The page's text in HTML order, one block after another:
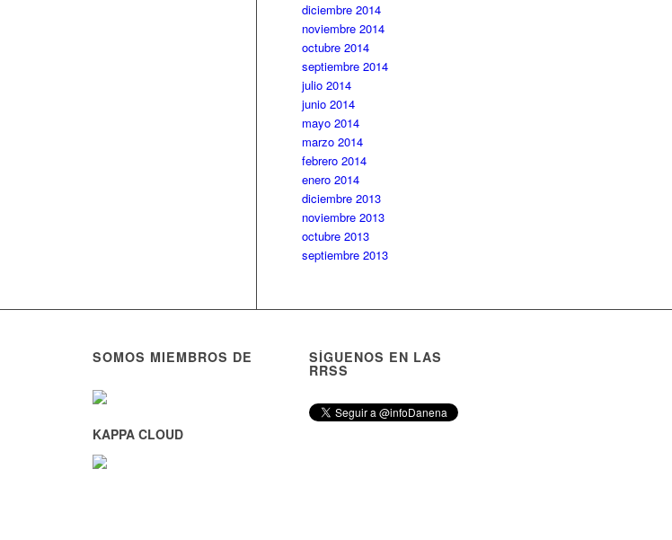
diciembre 2014
noviembre 2014
octubre 2014
septiembre 2014
julio 2014
junio 2014
mayo 2014
marzo 2014
febrero 2014
enero 2014
diciembre 2013
noviembre 2013
octubre 2013
septiembre 2013
SOMOS MIEMBROS DE
KAPPA CLOUD
SÍGUENOS EN LAS
RRSS